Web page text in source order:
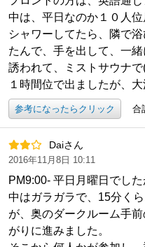
中は、平日なのか１０人位
シャワーしてたら、隣で
たんで、手を出して、一緒
誘われて、ミストサウナで
１時間位で出ましたが、大
参考になったらクリック 合
Daiさん
2016年11月8日 10:11
PM9:00- 平日月曜日でし
中はガラガラで、15分く
が、奥のダークルーム手
がりに進みました。